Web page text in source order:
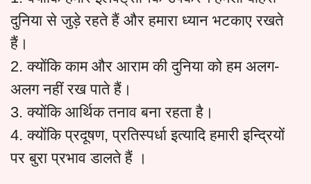
दुनिया से जुड़े रहते हैं और हमारा ध्यान भटकाए रखते
हैं।
2. क्योंकि काम और आराम की दुनिया को हम अलग-
अलग नहीं रख पाते हैं।
3. क्योंकि आर्थिक तनाव बना रहता है।
4. क्योंकि प्रदूषण, प्रतिस्पर्धा इत्यादि हमारी इन्द्रियों
पर बुरा प्रभाव डालते हैं ।